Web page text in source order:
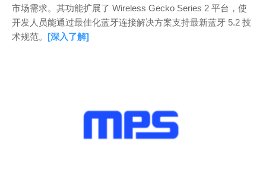
市场需求。其功能扩展了 Wireless Gecko Series 2 平台，使
开发人员能通过最佳化蓝牙连接解决方​​案支持最新蓝牙 5.2 技
术规范。 [深入了解]